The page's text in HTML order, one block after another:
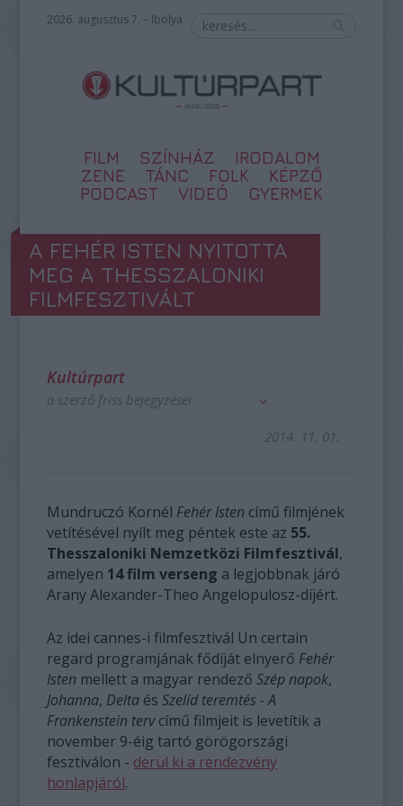
2026. augusztus 7. – Ibolya
FILM SZÍNHÁZ
IRODALOM
ZENE
TÁNC FOLK
KÉPZŐ
PODCAST
VIDEÓ GYERMEK
A FEHÉR ISTEN NYITOTTA
MEG A THESSZALONIKI
FILMFESZTIVÁLT
Kultúrpart
a szerző friss bejegyzései
2014. 11. 01.
Mundruczó Kornél Fehér Isten című filmjének
vetítésével nyílt meg péntek este az 55.
Thesszaloniki Nemzetközi Filmfesztivál,
amelyen 14 film verseng a legjobbnak járó
Arany Alexander-Theo Angelopulosz-díjért.
Az idei cannes-i filmfesztivál Un certain
regard programjának fődíját elnyerő Fehér
Isten mellett a magyar rendezőSzép napok,
Johanna, Delta ésSzelíd teremtés - A
Frankenstein tervcímű filmjeit is levetítik a
november 9-éig tartó görögországi
fesztiválon - derül ki a rendezvény
honlapjáról.